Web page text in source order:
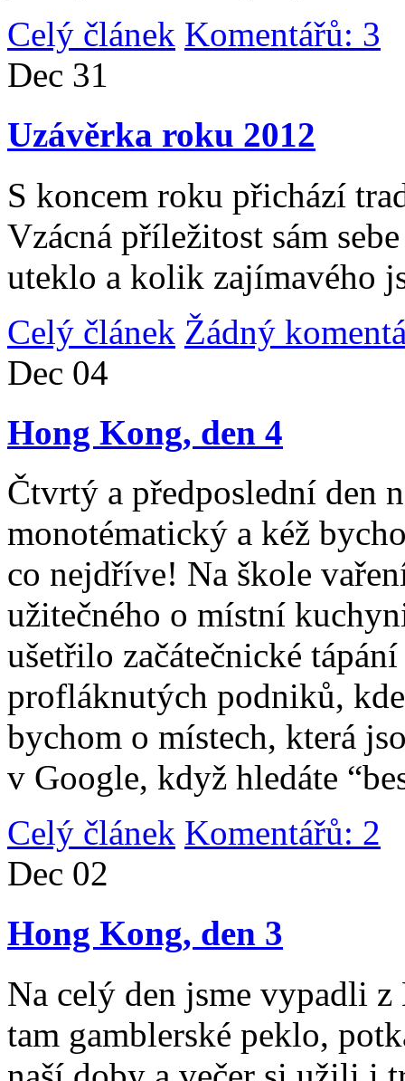
Celý článek Komentářů: 3
Dec 31
Uzávěrka roku 2012
S koncem roku přichází
Vzácná příležitost sám
uteklo a kolik zajímavého
Celý článek Žádný
Dec 04
Hong Kong, den 4
Čtvrtý a předposlední den
monotématický a kéž
co nejdříve! Na škole
užitečného o místní
ušetřilo začátečnické
profláknutých podniků,
bychom o místech, která
v Google, když hledáte
Celý článek Komentářů: 2
Dec 02
Hong Kong, den 3
Na celý den jsme vypadli
tam gamblerské peklo,